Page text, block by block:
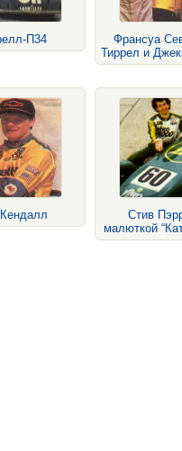
П34
Франсуа
Тиррел и
Стив
малюткой